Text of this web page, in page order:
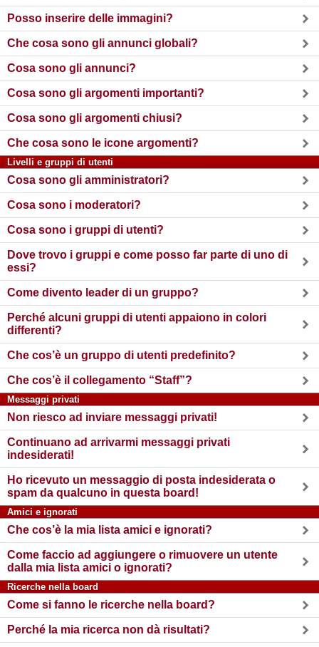
Posso inserire delle immagini?
Che cosa sono gli annunci globali?
Cosa sono gli annunci?
Cosa sono gli argomenti importanti?
Cosa sono gli argomenti chiusi?
Che cosa sono le icone argomenti?
Livelli e gruppi di utenti
Cosa sono gli amministratori?
Cosa sono i moderatori?
Cosa sono i gruppi di utenti?
Dove trovo i gruppi e come posso far parte di uno di
essi?
Come divento leader di un gruppo?
Perché alcuni gruppi di utenti appaiono in colori
differenti?
Che cos’è un gruppo di utenti predefinito?
Che cos’è il collegamento “Staff”?
Messaggi privati
Non riesco ad inviare messaggi privati!
Continuano ad arrivarmi messaggi privati
indesiderati!
Ho ricevuto un messaggio di posta indesiderata o
spam da qualcuno in questa board!
Amici e ignorati
Che cos’è la mia lista amici e ignorati?
Come faccio ad aggiungere o rimuovere un utente
dalla mia lista amici o ignorati?
Ricerche nella board
Come si fanno le ricerche nella board?
Perché la mia ricerca non dà risultati?